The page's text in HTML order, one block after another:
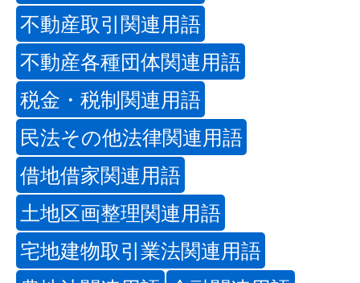
不動産取引関連用語
不動産各種団体関連用語
税金・税制関連用語
民法その他法律関連用語
借地借家関連用語
土地区画整理関連用語
宅地建物取引業法関連用語